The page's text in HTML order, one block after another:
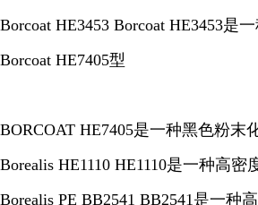
Borcoat HE3453 Borcoat HE3453是
Borcoat HE7405型
BORCOAT HE7405是一种黑色粉末
Borealis HE1110 HE1110是一种高密
Borealis PE BB2541 BB2541是一种